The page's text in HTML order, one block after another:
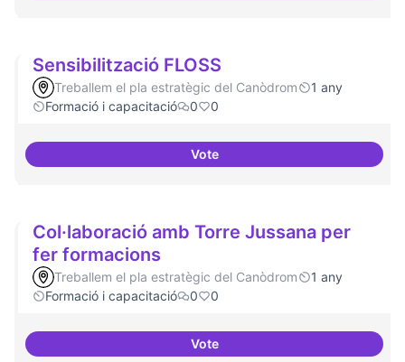
Sensibilització FLOSS
Treballem el pla estratègic del Canòdrom
1 any
Formació i capacitació
0 0
VoteSensibilització FLOSS
Col·laboració amb Torre Jussana per
fer formacions
Treballem el pla estratègic del Canòdrom
1 any
Formació i capacitació
0 0
VoteCol·laboració amb Torre